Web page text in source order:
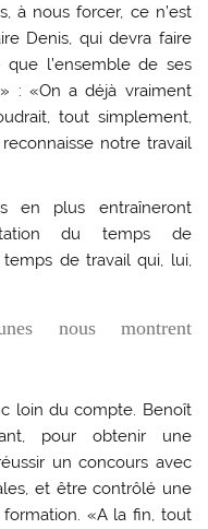
à nous forcer, ce n’est
Denis, qui devra faire
l’ensemble de ses
: «On a déjà vraiment
tout simplement,
notre travail
en plus entraîneront
du temps de
de travail qui, lui,
nous montrent
loin du compte. Benoît
pour obtenir une
un concours avec
et être contrôlé une
«A la fin, tout